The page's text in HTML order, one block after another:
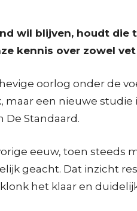
wil blijven, houdt
kennis over zowel
oorlog onder de
een nieuwe
De Standaard.
eeuw, toen steeds
geacht. Dat inzicht
het klaar en